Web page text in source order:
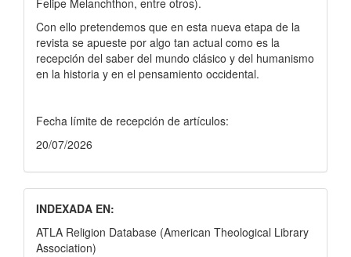
Felipe Melanchthon, entre otros).
Con ello pretendemos que en esta nueva etapa de la
revista se apueste por algo tan actual como es la
recepción del saber del mundo clásico y del humanismo
en la historia y en el pensamiento occidental.
Fecha límite de recepción de artículos:
20/07/2026
INDEXADA EN:
ATLA Religion Database (American Theological Library
Association)